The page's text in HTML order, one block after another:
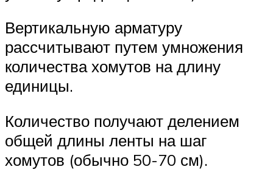
Вертикальную арматуру
рассчитывают путем умножения
количества хомутов на длину
единицы.
Количество получают делением
общей длины ленты на шаг
хомутов (обычно 50-70 см).